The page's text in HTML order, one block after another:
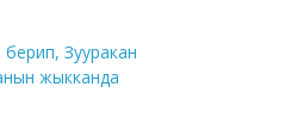
берип, Зууракан
жыкканда